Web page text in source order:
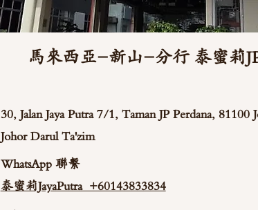
馬來西亞-新山-分行 泰蜜莉
30, Jalan Jaya Putra 7/1, Taman JP Perdana, 81100
Johor Darul Ta'zim
WhatsApp 聯繫
泰蜜莉JayaPutra +60143833834